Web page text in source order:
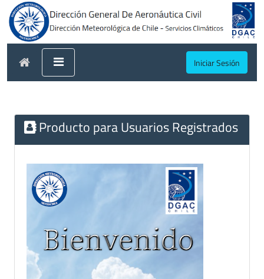
Iniciar Sesión
Producto para Usuarios Registrados